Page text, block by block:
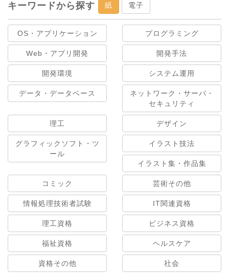
キーワードから探す 紙 電子
OS・アプリケーション プログラミング
Web・アプリ開発 開発手法
開発環境 システム運用
データ・データベース
ネットワーク・サーバ・
セキュリティ
理工 デザイン
グラフィックソフト・ツ
ール
イラスト技法
イラスト集・作品集
コミック 芸術その他
情報処理技術者試験 IT関連資格
理工資格 ビジネス資格
福祉資格 ヘルスケア
資格その他 社会